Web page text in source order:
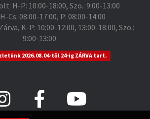
H-P: 10:00-18:00, Szo.: 9:00-13:00
Cs: 08:00-17:00, P: 08:00-14:00
K-P: 10:00-12:00, 13:00-18:00, Szo.:
9:00-13:00
2026.08.04-től 24-ig ZÁRVA tart.